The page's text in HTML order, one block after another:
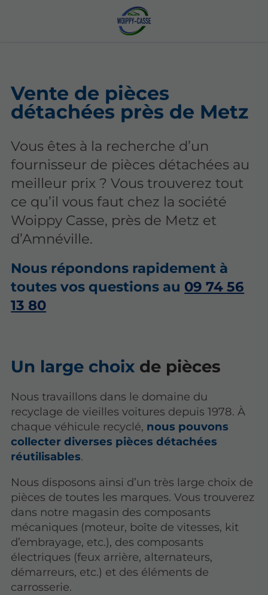
Vente de pièces
détachées près de Metz
Vous êtes à la recherche d’un
fournisseur de pièces détachées au
meilleur prix ? Vous trouverez tout
ce qu’il vous faut chez la société
Woippy Casse, près de Metz et
d’Amnéville.
Nous répondons rapidement à
toutes vos questions au 09 74 56
13 80
Un large choix de pièces
Nous travaillons dans le domaine du
recyclage de vieilles voitures depuis 1978. À
chaque véhicule recyclé, nous pouvons
collecter diverses pièces détachées
réutilisables.
Nous disposons ainsi d’un très large choix de
pièces de toutes les marques. Vous trouverez
dans notre magasin des composants
mécaniques (moteur, boîte de vitesses, kit
d’embrayage, etc.), des composants
électriques (feux arrière, alternateurs,
démarreurs, etc.) et des éléments de
carrosserie.